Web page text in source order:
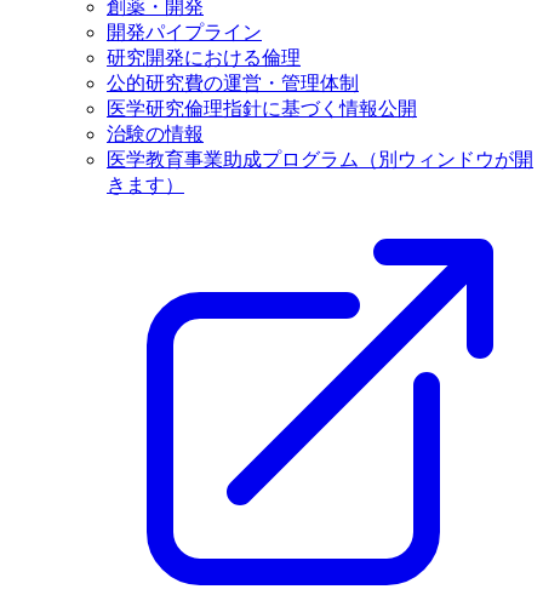
創薬・開発
開発パイプライン
研究開発における倫理
公的研究費の運営・管理体制
医学研究倫理指針に基づく情報公開
治験の情報
医学教育事業助成プログラム
（別ウィンドウが開
きます）